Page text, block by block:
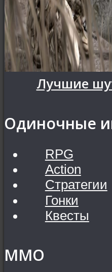
Лучшие
Одиночные
RPG
Action
Стратегии
Гонки
Квесты
MMO